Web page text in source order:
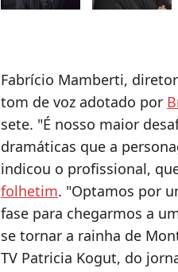
Fabrício Mamberti,
tom de voz adotado por
sete. "É nosso maior
dramáticas que a
indicou o profissional,
folhetim. "Optamos por
fase para chegarmos a
se tornar a rainha de
TV Patricia Kogut, do